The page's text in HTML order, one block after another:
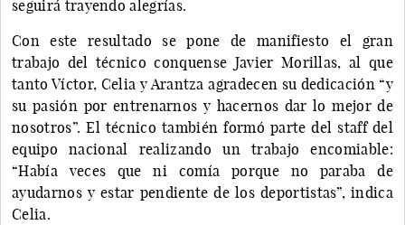
seguirá trayendo alegrías.
Con este resultado se pone de manifiesto el gran
trabajo del técnico conquense Javier Morillas, al que
tanto Víctor, Celia y Arantza agradecen su dedicación “y
su pasión por entrenarnos y hacernos dar lo mejor de
nosotros”. El técnico también formó parte del staff del
equipo nacional realizando un trabajo encomiable:
“Había veces que ni comía porque no paraba de
ayudarnos y estar pendiente de los deportistas”, indica
Celia.